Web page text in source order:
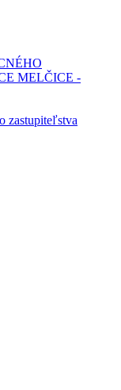
MELČICE -
zastupiteľstva